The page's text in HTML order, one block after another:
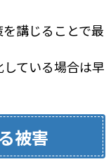
講じることで最
ている場合は早
被害